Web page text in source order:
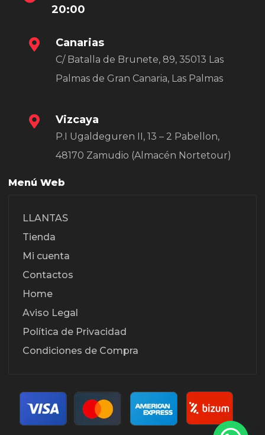
20:00
Canarias
C/ Batalla de Brunete, 89, 35013 Las
Palmas de Gran Canaria, Las Palmas
Vizcaya
P.I Ugaldeguren II, 13 – 2 Pabellon,
48170 Zamudio (Almacén Nortetour)
Menú Web
LLANTAS
Tienda
Mi cuenta
Contactos
Home
Aviso Legal
Política de Privacidad
Condiciones de Compra